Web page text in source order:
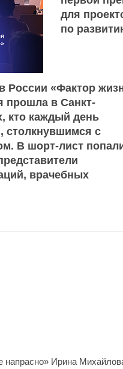
для
по
России «Фактор
прошла в Санкт-
кто каждый день
столкнувшимся с
В шорт-лист
врачебных
напрасно» Ирина